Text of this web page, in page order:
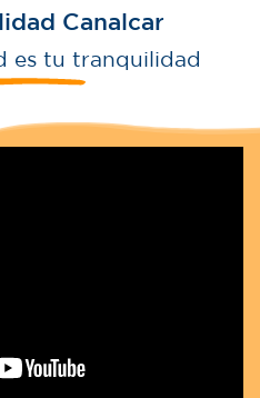
Canalcar
es tu tranquilidad